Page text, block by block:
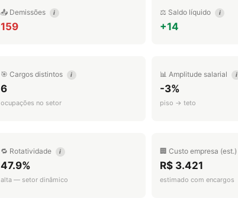
📤 Demissões i
159
⚖️ Saldo líquido i
+14
🎯 Cargos distintos i
6
ocupações no setor
📊 Amplitude salarial i
-3%
piso → teto
🔁 Rotatividade i
47.9%
alta — setor dinâmico
🏢 Custo empresa (est.)
R$ 3.421
estimado com encargos